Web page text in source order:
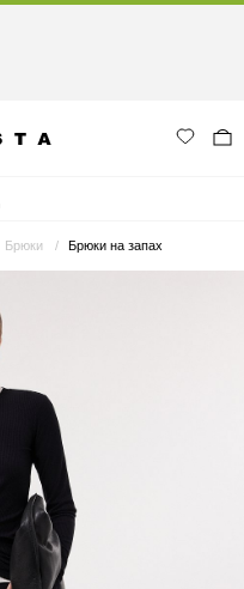
Брюки Брюки на запах